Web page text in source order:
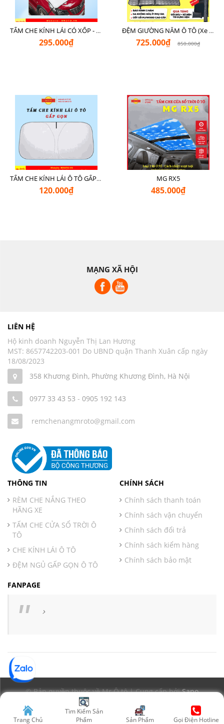
TẤM CHE KÍNH LÁI CÓ XỐP - LOẠI XỊN CHE NGOÀI MR Ô TÔ
295.000₫
ĐỆM GIƯỜNG NẰM Ô TÔ (Xe 7 Chỗ SUV + Pickup + Sedan C - D)
725.000₫ 850.000₫
TẤM CHE KÍNH LÁI Ô TÔ GẤP GỌN
120.000₫
MG RX5
485.000₫
MẠNG XÃ HỘI
LIÊN HỆ
Hộ kinh doanh Nguyễn Thị Lan Hương
MST: 8657742203-001 Do UBND quận Thanh Xuân cấp ngày
18/08/2023
358 Khương Đình, Phường Khương Đình, Hà Nội
0977 33 43 53 - 0905 192 143
remchenangmroto@gmail.com
THÔNG TIN
RÈM CHE NẮNG THEO
HÃNG XE
TẤM CHE CỬA SỔ TRỜI Ô
TÔ
CHE KÍNH LÁI Ô TÔ
ĐỆM NGỦ GẤP GỌN Ô TÔ
CHÍNH SÁCH
Chính sách thanh toán
Chính sách vận chuyển
Chính sách đổi trả
Chính sách kiểm hàng
Chính sách bảo mật
FANPAGE
© Bản quyền thuộc về Mr Ô tô | Cung cấp bởiSapo
Trang Chủ
Tìm Kiếm Sản
Phẩm
Sản Phẩm Gọi Điện Hotline